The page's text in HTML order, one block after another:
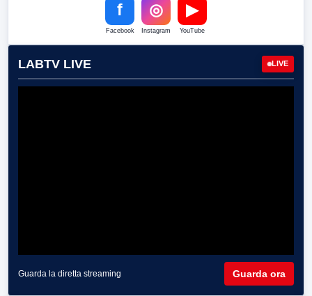
f
Facebook
◎
Instagram
▶
YouTube
LABTV LIVE LIVE
Guarda la diretta streaming Guarda ora